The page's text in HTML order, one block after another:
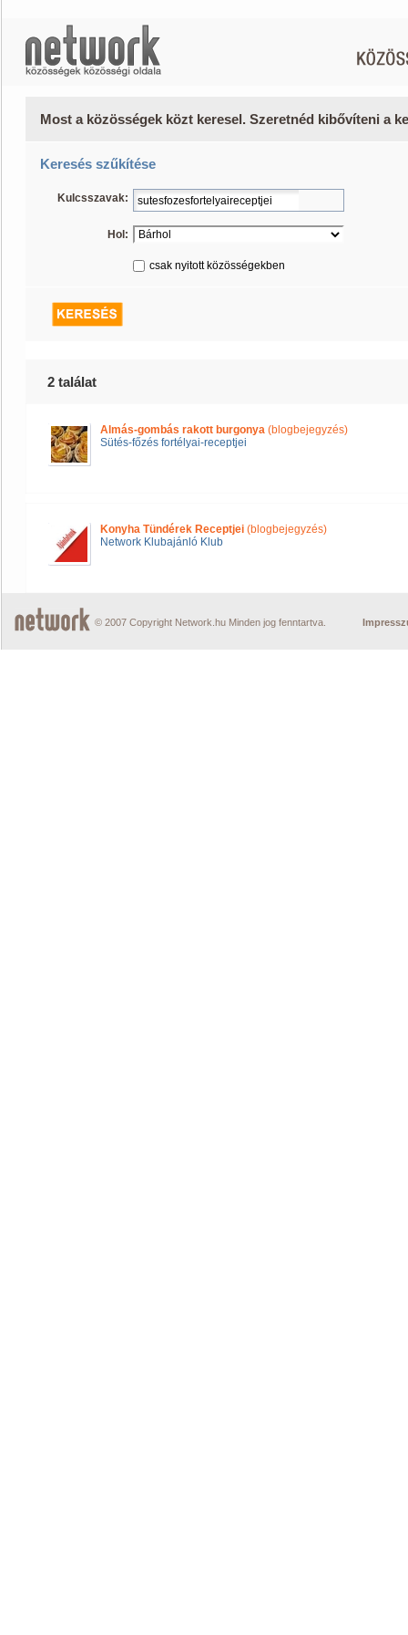
Most a közösségek közt keresel. Szeretnéd kibővíteni a
Keresés szűkítése
Kulcsszavak:
Hol:
csak nyitott közösségekben
2 találat
Almás-gombás rakott burgonya (blogbejegyzés)
Sütés-főzés fortélyai-receptjei
Konyha Tündérek Receptjei (blogbejegyzés)
Network Klubajánló Klub
© 2007 Copyright Network.hu Minden jog fenntartva.